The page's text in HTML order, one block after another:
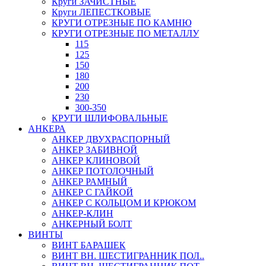
Круги ЛЕПЕСТКОВЫЕ
КРУГИ ОТРЕЗНЫЕ ПО КАМНЮ
КРУГИ ОТРЕЗНЫЕ ПО МЕТАЛЛУ
115
125
150
180
200
230
300-350
КРУГИ ШЛИФОВАЛЬНЫЕ
АНКЕРА
АНКЕР ДВУХРАСПОРНЫЙ
АНКЕР ЗАБИВНОЙ
АНКЕР КЛИНОВОЙ
АНКЕР ПОТОЛОЧНЫЙ
АНКЕР РАМНЫЙ
АНКЕР С ГАЙКОЙ
АНКЕР С КОЛЬЦОМ И КРЮКОМ
АНКЕР-КЛИН
АНКЕРНЫЙ БОЛТ
ВИНТЫ
ВИНТ БАРАШЕК
ВИНТ ВН. ШЕСТИГРАННИК ПОЛ..